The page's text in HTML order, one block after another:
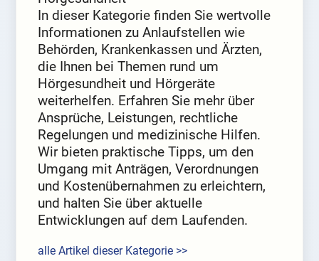
In dieser Kategorie finden Sie wertvolle
Informationen zu Anlaufstellen wie
Behörden, Krankenkassen und Ärzten,
die Ihnen bei Themen rund um
Hörgesundheit und Hörgeräte
weiterhelfen. Erfahren Sie mehr über
Ansprüche, Leistungen, rechtliche
Regelungen und medizinische Hilfen.
Wir bieten praktische Tipps, um den
Umgang mit Anträgen, Verordnungen
und Kostenübernahmen zu erleichtern,
und halten Sie über aktuelle
Entwicklungen auf dem Laufenden.
alle Artikel dieser Kategorie >>